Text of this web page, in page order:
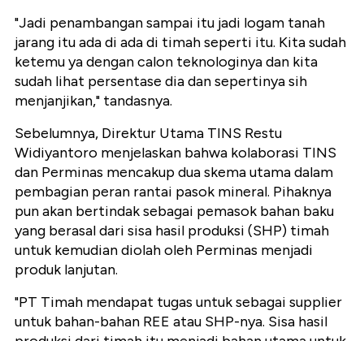
"Jadi penambangan sampai itu jadi logam tanah
jarang itu ada di ada di timah seperti itu. Kita sudah
ketemu ya dengan calon teknologinya dan kita
sudah lihat persentase dia dan sepertinya sih
menjanjikan," tandasnya.
Sebelumnya, Direktur Utama TINS Restu
Widiyantoro menjelaskan bahwa kolaborasi TINS
dan Perminas mencakup dua skema utama dalam
pembagian peran rantai pasok mineral. Pihaknya
pun akan bertindak sebagai pemasok bahan baku
yang berasal dari sisa hasil produksi (SHP) timah
untuk kemudian diolah oleh Perminas menjadi
produk lanjutan.
"PT Timah mendapat tugas untuk sebagai supplier
untuk bahan-bahan REE atau SHP-nya. Sisa hasil